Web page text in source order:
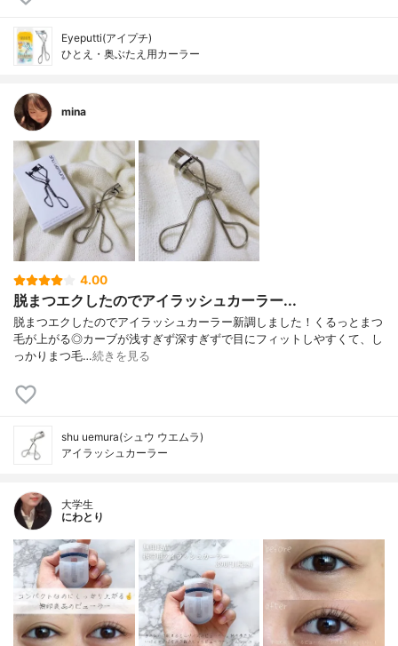
Eyeputti(アイプチ)
ひとえ・奥ぶたえ用カーラー
mina
4.00
脱まつエクしたのでアイラッシュカーラー...
脱まつエクしたのでアイラッシュカーラー新調しました！くるっとまつ
毛が上がる◎カーブが浅すぎず深すぎずで目にフィットしやすくて、し
っかりまつ毛…続きを見る
shu uemura(シュウ ウエムラ)
アイラッシュカーラー
大学生
にわとり